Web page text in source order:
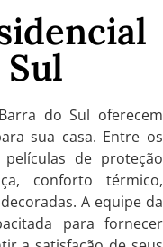
do Sul oferecem
sua casa. Entre os
de proteção
conforto térmico,
A equipe da
para fornecer